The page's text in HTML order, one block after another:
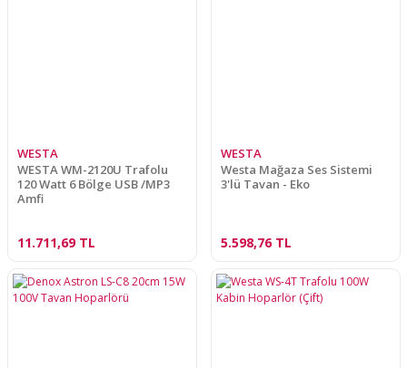
WESTA
WESTA WM-2120U Trafolu
120 Watt 6 Bölge USB /MP3
Amfi
11.711,69 TL
WESTA
Westa Mağaza Ses Sistemi
3'lü Tavan - Eko
5.598,76 TL